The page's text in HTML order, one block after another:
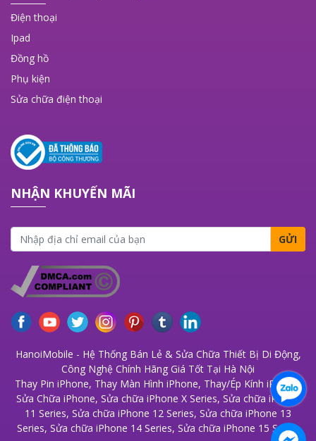
Điện thoại
Ipad
Đồng hồ
Phụ kiện
Sửa chữa điện thoại
NHẬN KHUYẾN MÃI
GỬI
HanoiMobile - Hệ Thống Bán Lẻ & Sửa Chữa Thiết Bị Di Động,
Công Nghệ Chính Hãng Giá Tốt Tại Hà Nội
Thay Pin iPhone, Thay Màn Hình iPhone, Thay/Ép Kính iPhone,
Sửa Chữa iPhone, Sửa chữa iPhone X Series, Sửa chữa iPhone
11 Series, Sửa chữa iPhone 12 Series, Sửa chữa iPhone 13
Series, Sửa chữa iPhone 14 Series, Sửa chữa iPhone 15 Series